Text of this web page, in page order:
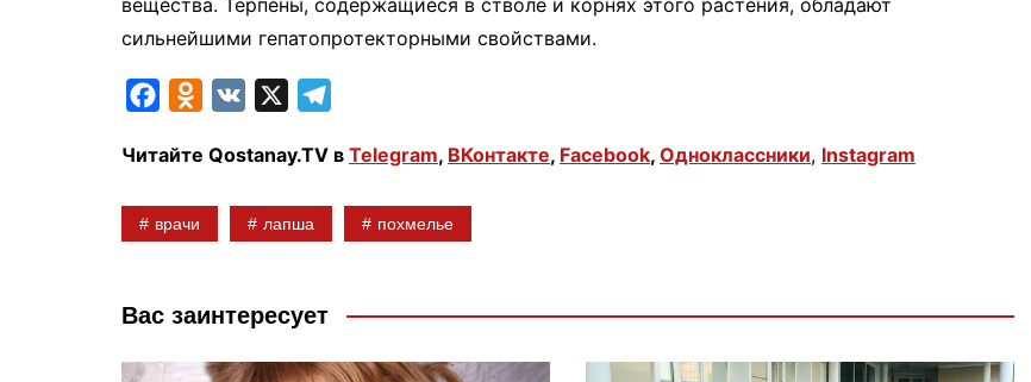
вещества. Терпены, содержащиеся в стволе и корнях этого растения, обладают
сильнейшими гепатопротекторными свойствами.
c
b
k
n
s
s
l
Читайте Qostanay.TV в Telegram, ВКонтакте, Facebook, Одноклассники, Instagram
врачи лапша похмелье
Вас заинтересует